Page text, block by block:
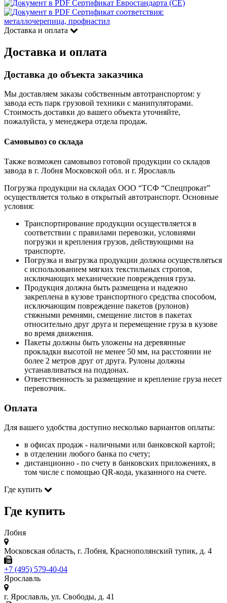
Сертификат Евростандарта (CE)
Сертификат соответствия:
металлочерепица, профнастил
Доставка и оплата
Доставка и оплата
Доставка до объекта заказчика
Мы доставляем заказы собственным автотранспортом: у
завода есть парк грузовой техники с манипуляторами.
Стоимость доставки до вашего объекта уточняйте,
пожалуйста, у менеджера отдела продаж.
Самовывоз со склада
Также возможен самовывоз готовой продукции со складов
завода в г. Лобня Московской обл. и г. Ярославль
Погрузка продукции на складах ООО “ТСФ “Спецпрокат”
осуществляется только в открытый автотранспорт. Основные
условия:
Транспортирование продукции осуществляется в
соответствии с правилами перевозки, условиями
погрузки и крепления грузов, действующими на
транспорте.
Погрузка и выгрузка продукции должна осуществляться
с использованием мягких текстильных стропов,
исключающих механические повреждения груза.
Продукция должна быть размещена и надежно
закреплена в кузове транспортного средства способом,
исключающим повреждение пакетов (рулонов)
стяжными ремнями, смещение листов в пакетах
относительно друг друга и перемещение груза в кузове
во время движения.
Пакеты должны быть уложены на деревянные
прокладки высотой не менее 50 мм, на расстоянии не
более 2 метров друг от друга. Рулоны должны
устанавливаться на поддонах.
Ответственность за размещение и крепление груза несет
перевозчик.
Оплата
Для вашего удобства доступно несколько вариантов оплаты:
в офисах продаж - наличными или банковской картой;
в отделении любого банка по счету;
дистанционно - по счету в банковских приложениях, в
том числе с помощью QR-кода, указанного на счете.
Где купить
Где купить
Лобня
Московская область, г. Лобня, Краснополянский тупик, д. 4
+7 (495) 579-40-04
Ярославль
г. Ярославль, ул. Свободы, д. 41